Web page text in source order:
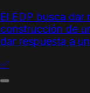
El EDP busca dar
construcción de
dar respuesta a
✅